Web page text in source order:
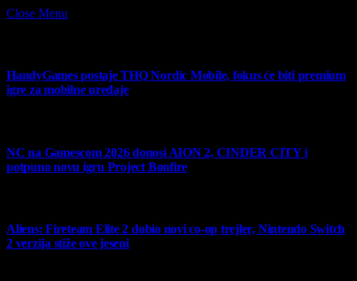
Close Menu
HandyGames postaje THQ Nordic Mobile, fokus će biti premium
igre za mobilne uređaje
NC na Gamescom 2026 donosi AION 2, CINDER CITY i
potpuno novu igru Project Bonfire
Aliens: Fireteam Elite 2 dobio novi co-op trejler, Nintendo Switch
2 verzija stiže ove jeseni